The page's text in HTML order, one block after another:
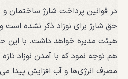
در قوانین پرداخت شارژ ساختمان و
حق شارژ برای نوزاد ذکر نشده است و
هیئت مدیره خواهد داشت. با این
هم توجه نمود که با آمدن نوزاد تازه
مصرف انرژی‌ها و آب افزایش پیدا